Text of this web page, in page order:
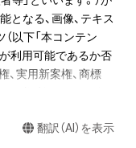
トが基準です。
は、2小節分の長さで
の小節に渡って音が
譜と同じ正しい位置
置しています。
なる、画像、テキス
以下「本コンテン
利用可能であるか否
、実用新案権、商標
又は本コンテンツに
翻訳（AI）を表示